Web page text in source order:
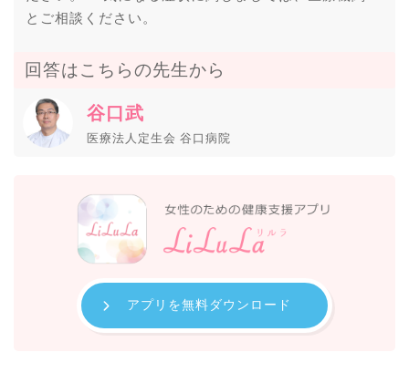
とご相談ください。
回答はこちらの先生から
谷口武
医療法人定生会 谷口病院
アプリを無料ダウンロード